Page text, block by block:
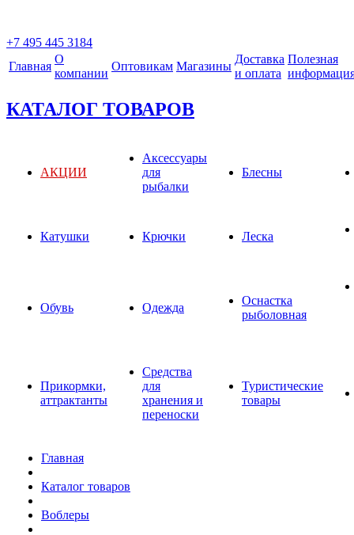
+7 495 445 3184
Главная
О
компании
Оптовикам Магазины
Доставка
и оплата
Полезная
КАТАЛОГ ТОВАРОВ
АКЦИИ
Аксессуары
для
рыбалки
Блесны
Катушки Крючки Леска
Обувь Одежда
Оснастка
рыболовная
Прикормки,
аттрактанты
Средства
для
хранения и
переноски
Туристические
товары
Главная
Каталог товаров
Воблеры